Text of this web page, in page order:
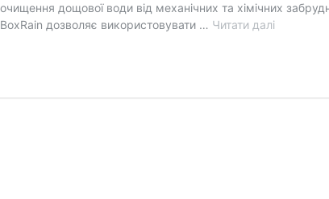
дощової води від механічних та хімічних
дозволяє використовувати … Читати даліДощові